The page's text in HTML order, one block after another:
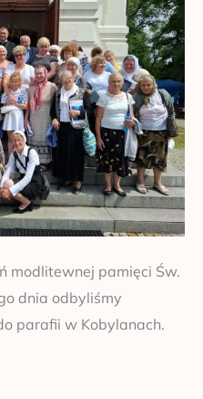
modlitewnej pamięci Św.
dnia odbyliśmy
parafii w Kobylanach.